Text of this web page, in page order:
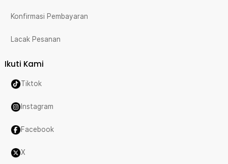
Konfirmasi Pembayaran
Lacak Pesanan
Ikuti Kami
Tiktok
Instagram
Facebook
X